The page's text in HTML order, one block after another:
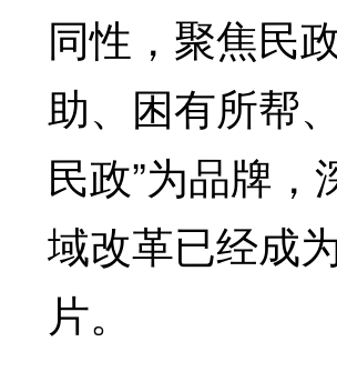
同性，聚焦民
助、困有所帮
民政”为品牌
域改革已经成
片。